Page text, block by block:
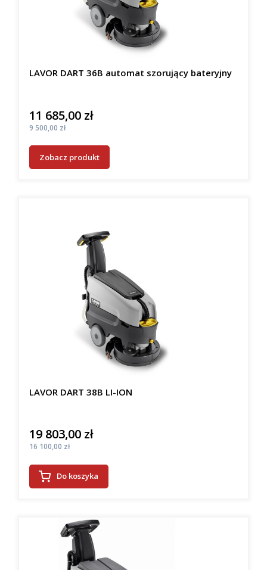
LAVOR DART 36B automat szorujący bateryjny
Cena
11 685,00 zł
Cena
9 500,00 zł
Zobacz produkt
LAVOR DART 38B LI-ION
Cena
19 803,00 zł
Cena
16 100,00 zł
Do koszyka